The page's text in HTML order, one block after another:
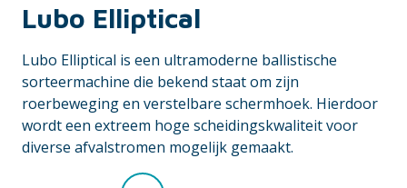
Lubo Elliptical
Lubo Elliptical is een ultramoderne ballistische
sorteermachine die bekend staat om zijn
roerbeweging en verstelbare schermhoek. Hierdoor
wordt een extreem hoge scheidingskwaliteit voor
diverse afvalstromen mogelijk gemaakt.